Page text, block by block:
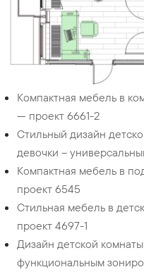
Компактная мебель в
— проект 6661-2
Стильный дизайн
девочки –
Компактная мебель в
проект 6545
Стильная мебель в
проект 4697-1
Дизайн детской
функциональным